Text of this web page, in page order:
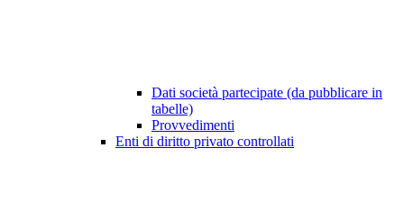
Dati società partecipate (da pubblicare in
tabelle)
Provvedimenti
Enti di diritto privato controllati